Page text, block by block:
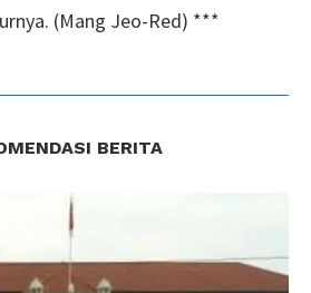
(Mang Jeo-Red) ***
BERITA